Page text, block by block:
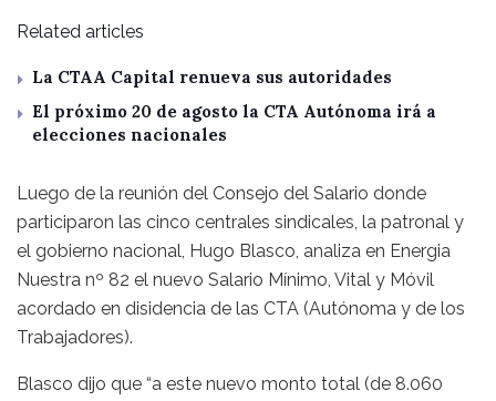
Related articles
La CTAA Capital renueva sus autoridades
El próximo 20 de agosto la CTA Autónoma irá a
elecciones nacionales
Luego de la reunión del Consejo del Salario donde
participaron las cinco centrales sindicales, la patronal y
el gobierno nacional, Hugo Blasco, analiza en Energia
Nuestra nº 82 el nuevo Salario Mínimo, Vital y Móvil
acordado en disidencia de las CTA (Autónoma y de los
Trabajadores).
Blasco dijo que “a este nuevo monto total (de 8.060